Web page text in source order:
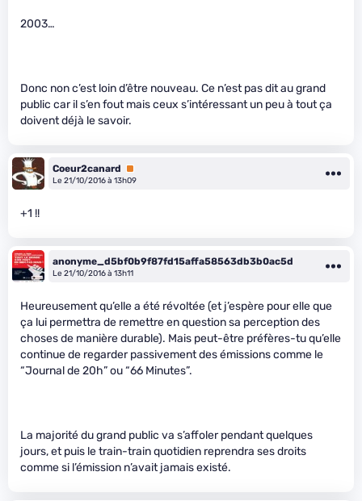
2003…
Donc non c’est loin d’être nouveau. Ce n’est pas dit au grand
public car il s’en fout mais ceux s’intéressant un peu à tout ça
doivent déjà le savoir.
Coeur2canard
Premium
Le 21/10/2016 à 13h09
+1 !!
anonyme_d5bf0b9f87fd15affa58563db3b0ac5d
Le 21/10/2016 à 13h11
Heureusement qu’elle a été révoltée (et j’espère pour elle que
ça lui permettra de remettre en question sa perception des
choses de manière durable). Mais peut-être préfères-tu qu’elle
continue de regarder passivement des émissions comme le
“Journal de 20h” ou “66 Minutes”.
La majorité du grand public va s’affoler pendant quelques
jours, et puis le train-train quotidien reprendra ses droits
comme si l’émission n’avait jamais existé.